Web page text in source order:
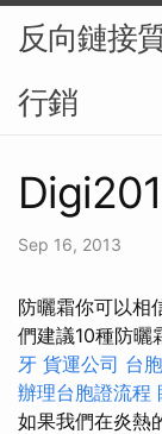
反向鏈接
行銷
Sep 16, 2013
防曬霜你可以相
們建議10種防曬
牙 貨運公司 台
辦理台胞證流程
如果我們在炎熱